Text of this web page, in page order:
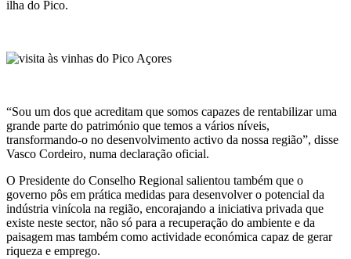
ilha do Pico.
“Sou um dos que acreditam que somos capazes de rentabilizar uma
grande parte do património que temos a vários níveis,
transformando-o no desenvolvimento activo da nossa região”, disse
Vasco Cordeiro, numa declaração oficial.
O Presidente do Conselho Regional salientou também que o
governo pôs em prática medidas para desenvolver o potencial da
indústria vinícola na região, encorajando a iniciativa privada que
existe neste sector, não só para a recuperação do ambiente e da
paisagem mas também como actividade económica capaz de gerar
riqueza e emprego.